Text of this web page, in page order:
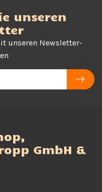
unseren
unseren Newsletter-
GmbH &